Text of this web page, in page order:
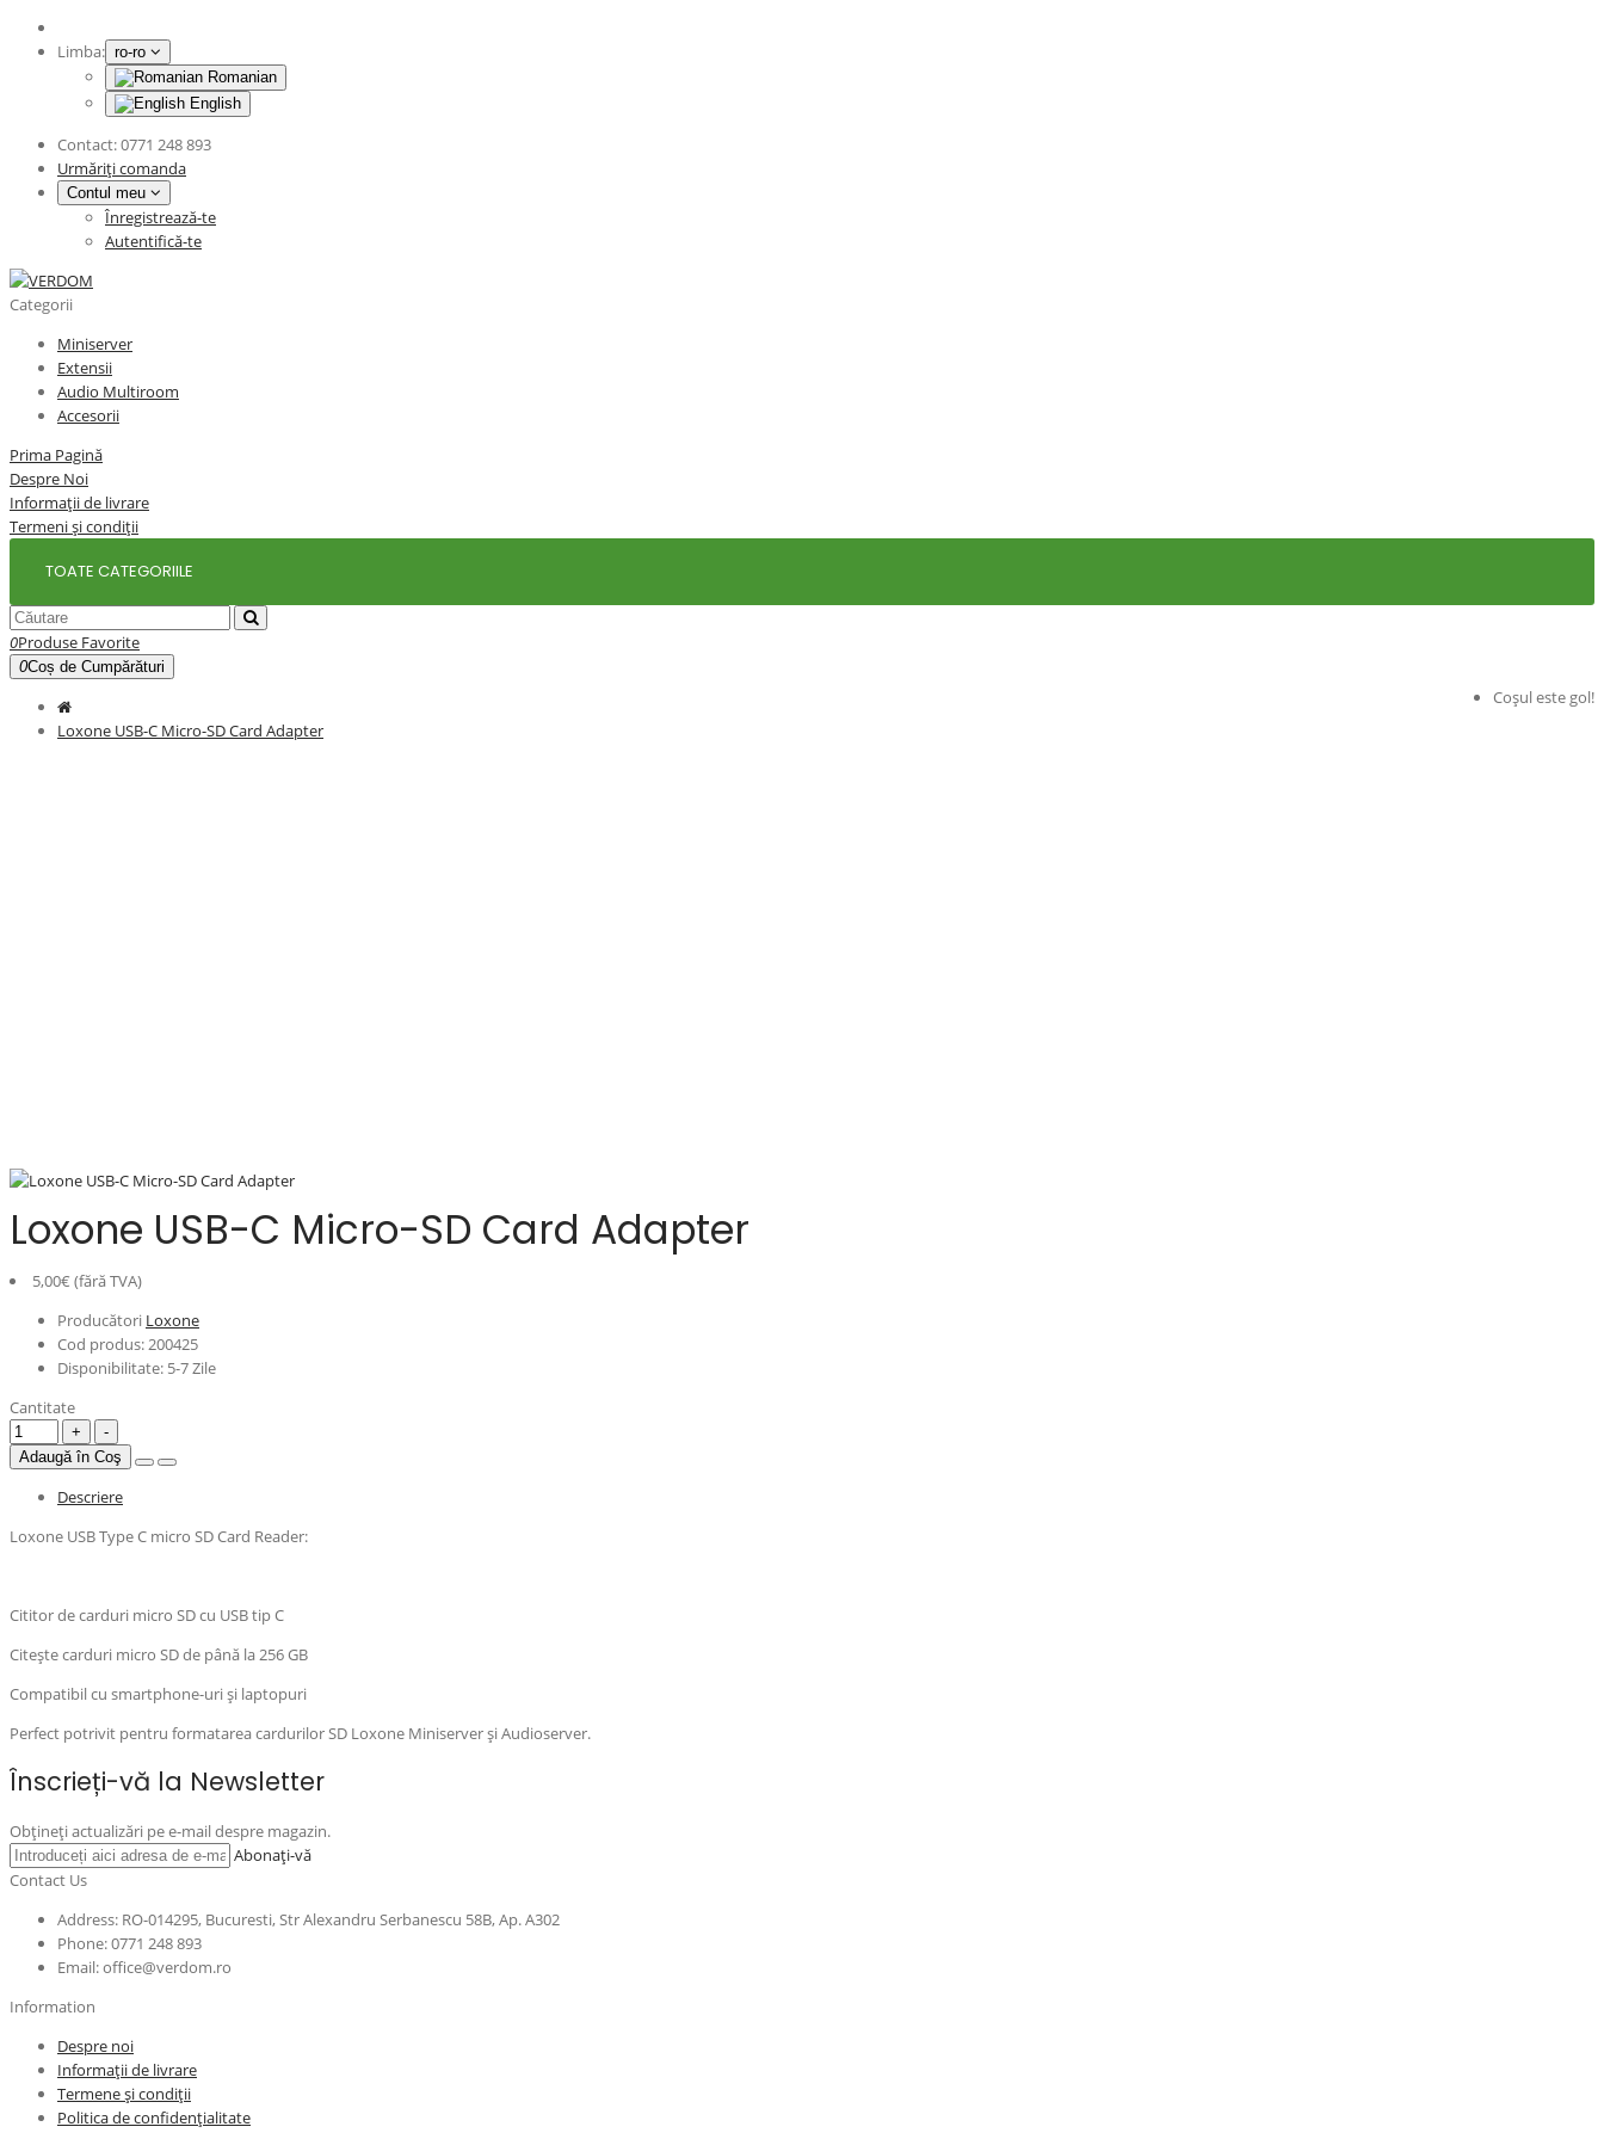
Limba: ro-ro
Romanian
English
Contact:0771 248 893
Urmăriți comanda
Contul meu
Înregistrează-te
Autentifică-te
Categorii
Miniserver
Extensii
Audio Multiroom
Accesorii
Prima Pagină
Despre Noi
Informații de livrare
Termeni și condiții
TOATE CATEGORIILE
0Produse Favorite
0Coș de Cumpărături
Coșul este gol!
Loxone USB-C Micro-SD Card Adapter
Loxone USB-C Micro-SD Card Adapter
5,00€ (fără TVA)
Producători Loxone
Cod produs:200425
Disponibilitate: 5-7 Zile
Cantitate
Adaugă în Coş
Descriere
Loxone USB Type C micro SD Card Reader:
Cititor de carduri micro SD cu USB tip C
Citește carduri micro SD de până la 256 GB
Compatibil cu smartphone-uri și laptopuri
Perfect potrivit pentru formatarea cardurilor SD Loxone Miniserver și Audioserver.
Înscrieți-vă la Newsletter
Obțineți actualizări pe e-mail despre magazin.
Abonați-vă
Contact Us
Address: RO-014295, Bucuresti, Str Alexandru Serbanescu 58B, Ap. A302
Phone: 0771 248 893
Email: office@verdom.ro
Information
Despre noi
Informații de livrare
Termene și condiții
Politica de confidențialitate